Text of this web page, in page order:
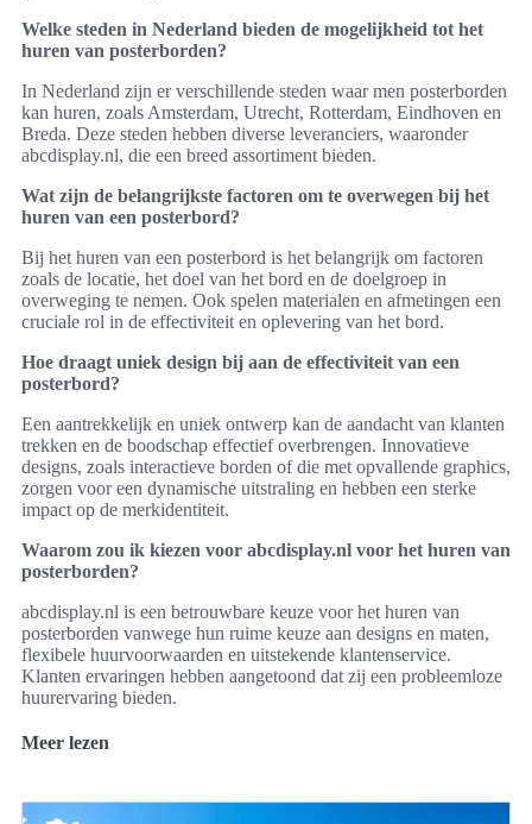
Welke steden in Nederland bieden de mogelijkheid tot het
huren van posterborden?
In Nederland zijn er verschillende steden waar men posterborden
kan huren, zoals Amsterdam, Utrecht, Rotterdam, Eindhoven en
Breda. Deze steden hebben diverse leveranciers, waaronder
abcdisplay.nl, die een breed assortiment bieden.
Wat zijn de belangrijkste factoren om te overwegen bij het
huren van een posterbord?
Bij het huren van een posterbord is het belangrijk om factoren
zoals de locatie, het doel van het bord en de doelgroep in
overweging te nemen. Ook spelen materialen en afmetingen een
cruciale rol in de effectiviteit en oplevering van het bord.
Hoe draagt uniek design bij aan de effectiviteit van een
posterbord?
Een aantrekkelijk en uniek ontwerp kan de aandacht van klanten
trekken en de boodschap effectief overbrengen. Innovatieve
designs, zoals interactieve borden of die met opvallende graphics,
zorgen voor een dynamische uitstraling en hebben een sterke
impact op de merkidentiteit.
Waarom zou ik kiezen voor abcdisplay.nl voor het huren van
posterborden?
abcdisplay.nl is een betrouwbare keuze voor het huren van
posterborden vanwege hun ruime keuze aan designs en maten,
flexibele huurvoorwaarden en uitstekende klantenservice.
Klanten ervaringen hebben aangetoond dat zij een probleemloze
huurervaring bieden.
Meer lezen